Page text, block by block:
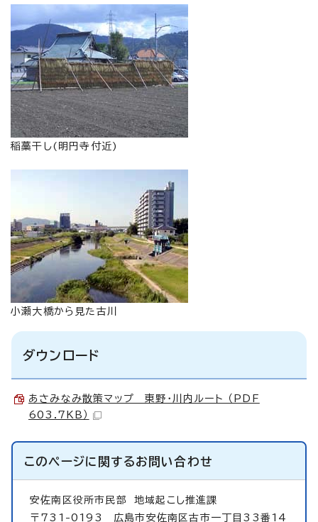
稲藁干し(明円寺付近)
小瀬大橋から見た古川
ダウンロード
あさみなみ散策マップ 東野・川内ルート （PDF
603.7KB）
このページに関するお問い合わせ
安佐南区役所市民部 地域起こし推進課
〒731-0193 広島市安佐南区古市一丁目33番14